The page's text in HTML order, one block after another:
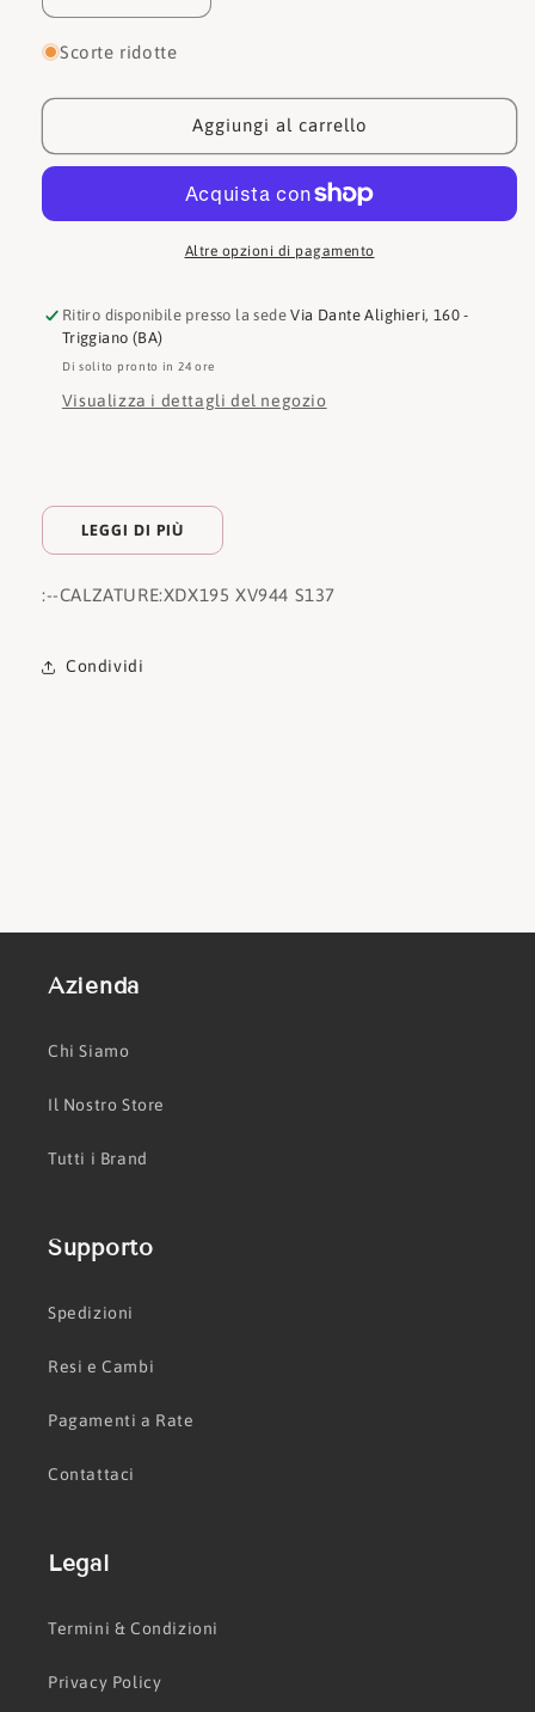
quantità
per
Exchange
XDX195
quantità
Exchange
Sneakers
XDX195
Scorte ridotte
Aggiungi al carrello
Altre opzioni di pagamento
Ritiro disponibile presso la sedeVia Dante Alighieri, 160 -
Triggiano (BA)
Di solito pronto in 24 ore
Visualizza i dettagli del negozio
LEGGI DI PIÙ
:--CALZATURE:XDX195 XV944 S137
Condividi
Azienda
Chi Siamo
Il Nostro Store
Tutti i Brand
Supporto
Spedizioni
Resi e Cambi
Pagamenti a Rate
Contattaci
Legal
Termini & Condizioni
Privacy Policy